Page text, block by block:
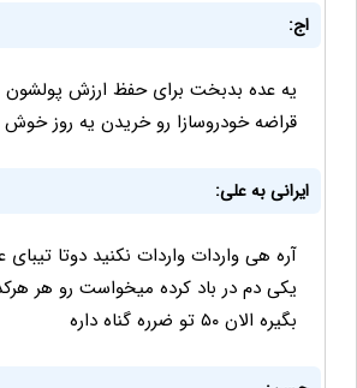
اج:
یه عده بدبخت برای حفظ ارزش پولشون
قراضه خودروسازا رو خریدن یه روز خوش
ایرانی به علی:
آره هی واردات واردات نکنید دوتا تیبای
بگیره الان ۵۰ تو ضرره گناه داره